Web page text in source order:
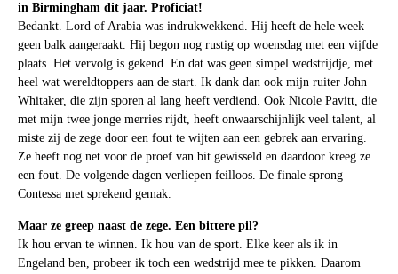
in Birmingham dit jaar. Proficiat!
Bedankt. Lord of Arabia was indrukwekkend. Hij heeft de hele week
geen balk aangeraakt. Hij begon nog rustig op woensdag met een vijfde
plaats. Het vervolg is gekend. En dat was geen simpel wedstrijdje, met
heel wat wereldtoppers aan de start. Ik dank dan ook mijn ruiter John
Whitaker, die zijn sporen al lang heeft verdiend. Ook Nicole Pavitt, die
met mijn twee jonge merries rijdt, heeft onwaarschijnlijk veel talent, al
miste zij de zege door een fout te wijten aan een gebrek aan ervaring.
Ze heeft nog net voor de proef van bit gewisseld en daardoor kreeg ze
een fout. De volgende dagen verliepen feilloos. De finale sprong
Contessa met sprekend gemak.
Maar ze greep naast de zege. Een bittere pil?
Ik hou ervan te winnen. Ik hou van de sport. Elke keer als ik in
Engeland ben, probeer ik toch een wedstrijd mee te pikken. Daarom